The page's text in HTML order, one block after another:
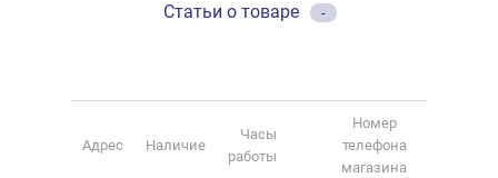
Статьи о товаре -
Адрес Наличие
Часы
работы
Номер
телефона
магазина